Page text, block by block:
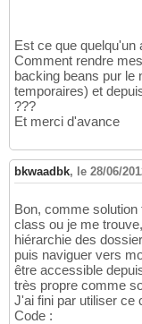
Est ce que quelqu'un
Comment rendre
backing beans pur le
temporaires) et
???
Et merci d'avance
bkwaadbk, le 28/06/
Bon, comme solution
class ou je me
hiérarchie des
puis naviguer vers
être accessible
très propre comme
J'ai fini par utiliser ce
Code :